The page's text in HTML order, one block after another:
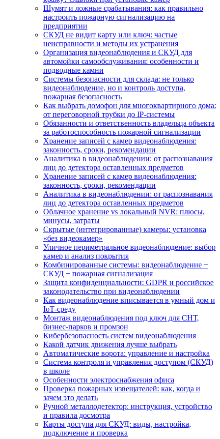
Шумят и ложные срабатывания: как правильно
настроить пожарную сигнализацию на
предприятии
СКУД не видит карту или ключ: частые
неисправности и методы их устранения
Организация видеонаблюдения и СКУД для
автомойки самообслуживания: особенности и
подводные камни
Системы безопасности для склада: не только
видеонаблюдение, но и контроль доступа,
пожарная безопасность
Как выбрать домофон для многоквартирного дома:
от переговорной трубки до IP-системы
Обязанности и ответственность владельца объекта
за работоспособность пожарной сигнализации
Хранение записей с камер видеонаблюдения:
законность, сроки, рекомендации
Аналитика в видеонаблюдении: от распознавания
лиц до детектора оставленных предметов
Хранение записей с камер видеонаблюдения:
законность, сроки, рекомендации
Аналитика в видеонаблюдении: от распознавания
лиц до детектора оставленных предметов
Облачное хранение vs локальный NVR: плюсы,
минусы, затраты
Скрытые (интегрированные) камеры: установка
«без видеокамер»
Уличное периметральное видеонаблюдение: выбор
камер и анализ покрытия
Комбинированные системы: видеонаблюдение +
СКУД + пожарная сигнализация
Защита конфиденциальности: GDPR и российское
законодательство при видеонаблюдении
Как видеонаблюдение вписывается в умный дом и
IoT‑среду
Монтаж видеонаблюдения под ключ для СНТ,
бизнес‑парков и промзон
Кибербезопасность систем видеонаблюдения
Какой датчик движения лучше выбрать
Автоматические ворота: управление и настройка
Система контроля и управления доступом (СКУД)
в школе
Особенности электроснабжения офиса
Проверка пожарных извещателей: как, когда и
зачем это делать
Ручной металлодетектор: инструкция, устройство
и правила досмотра
Карты доступа для СКУД: виды, настройка,
подключение и проверка